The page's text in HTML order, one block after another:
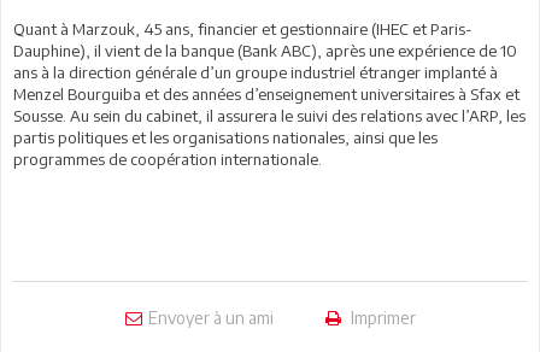
Quant à Marzouk, 45 ans, financier et gestionnaire (IHEC et Paris-
Dauphine), il vient de la banque (Bank ABC), après une expérience de 10
ans à la direction générale d’un groupe industriel étranger implanté à
Menzel Bourguiba et des années d’enseignement universitaires à Sfax et
Sousse. Au sein du cabinet, il assurera le suivi des relations avec l’ARP, les
partis politiques et les organisations nationales, ainsi que les
programmes de coopération internationale.
Envoyer à un ami Imprimer